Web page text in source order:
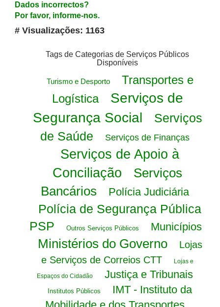
Dados incorrectos?
Por favor, informe-nos.
# Visualizações: 1163
Tags de Categorias de Serviços Públicos
Disponíveis
Turismo e Desporto
Transportes e
Logística
Serviços de
Segurança Social
Serviços
de Saúde
Serviços de Finanças
Serviços de Apoio à
Conciliação
Serviços
Bancários
Polícia Judiciária
Polícia de Segurança Pública
PSP
Outros Serviços Públicos Municípios
Ministérios do Governo
Lojas
e Serviços de Correios CTT
Lojas e
Espaços do Cidadão Justiça e Tribunais
Institutos Públicos
IMT - Instituto da